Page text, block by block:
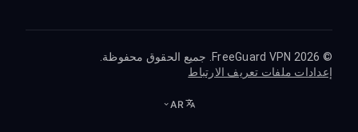
© 2026 FreeGuard VPN. جميع الحقوق محفوظة.
إعدادات ملفات تعريف الارتباط
AR